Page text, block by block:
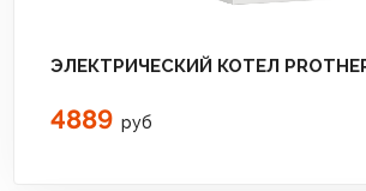
ЭЛЕКТРИЧЕСКИЙ КОТЕЛ
4889 руб